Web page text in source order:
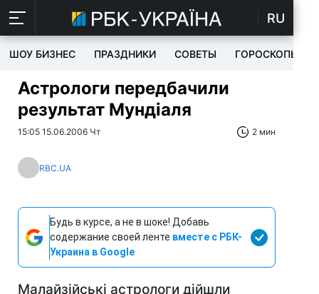
RU
ШОУ БИЗНЕС ПРАЗДНИКИ СОВЕТЫ ГОРОСКОПЫ
Астрологи передбачили
результат Мундіаля
15:05 15.06.2006 Чт 2 мин
RBC.UA
Будь в курсе, а не в шоке! Добавь
содержание своей ленте вместе с РБК-
Украина в Google
Малайзійські астрологи дійшли